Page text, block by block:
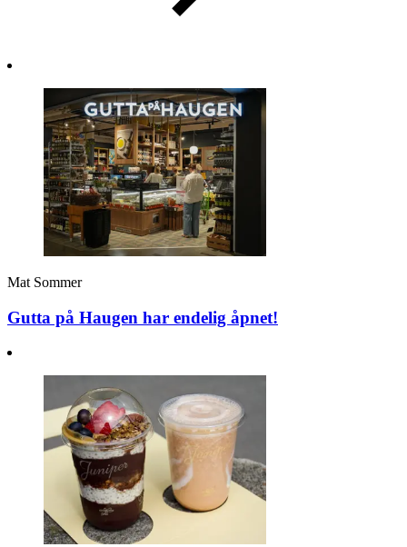
Mat Sommer
Gutta på Haugen har endelig åpnet!